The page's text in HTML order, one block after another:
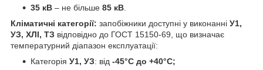
35 кВ – не більше 85 кВ.
Кліматичні категорії: запобіжники доступні у виконанні У1,
УЗ, ХЛІ, ТЗ відповідно до ГОСТ 15150-69, що визначає
температурний діапазон експлуатації:
Категорія У1, УЗ: від -45°С до +40°С;